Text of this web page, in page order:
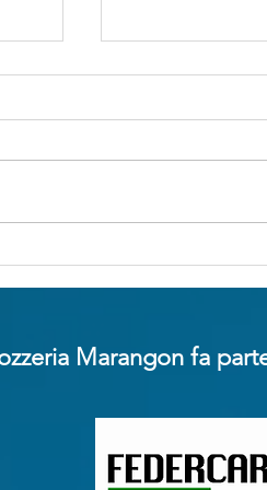
Mentre
lobbisti delle
Marangon fa